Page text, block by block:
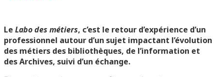
Le Labo des métiers, c’est le retour d’expérience d’un
professionnel autour d’un sujet impactant l’évolution
des métiers des bibliothèques, de l’information et
des Archives, suivi d’un échange.